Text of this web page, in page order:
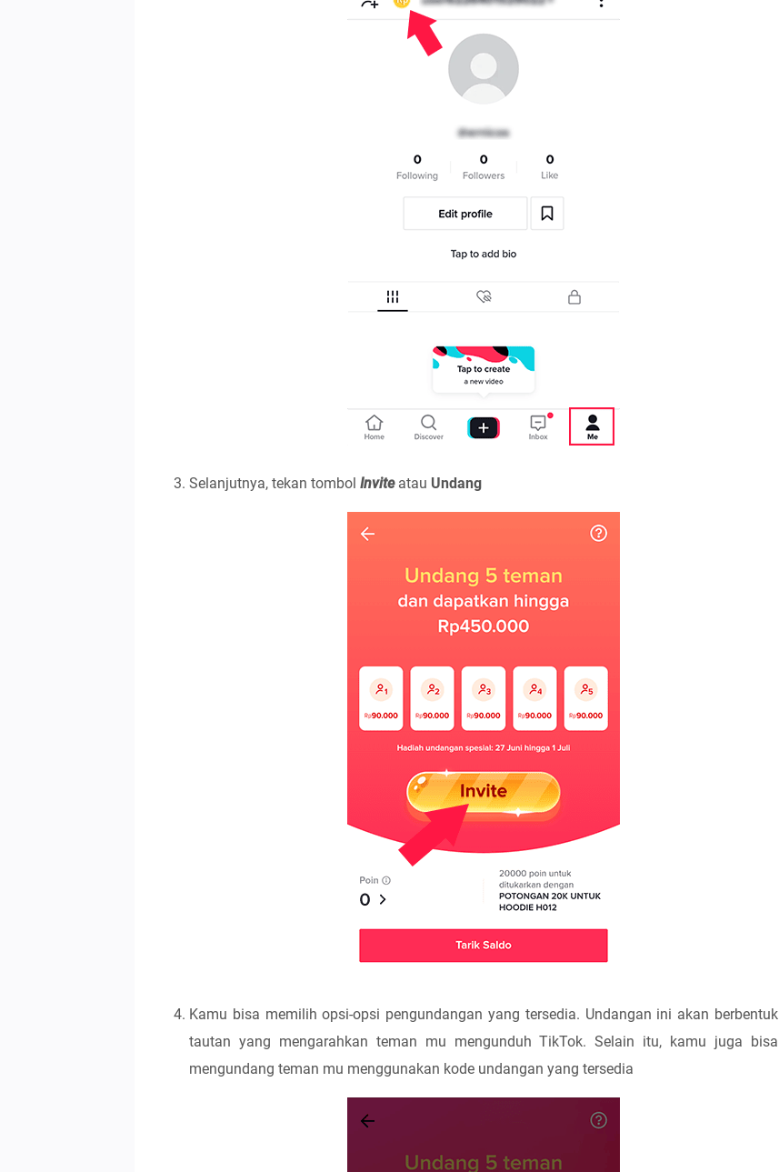
Selanjutnya, tekan tombol Invite atau Undang
Kamu bisa memilih opsi-opsi pengundangan yang tersedia. Undangan ini akan berbentuk
tautan yang mengarahkan teman mu mengunduh TikTok. Selain itu, kamu juga bisa
mengundang teman mu menggunakan kode undangan yang tersedia